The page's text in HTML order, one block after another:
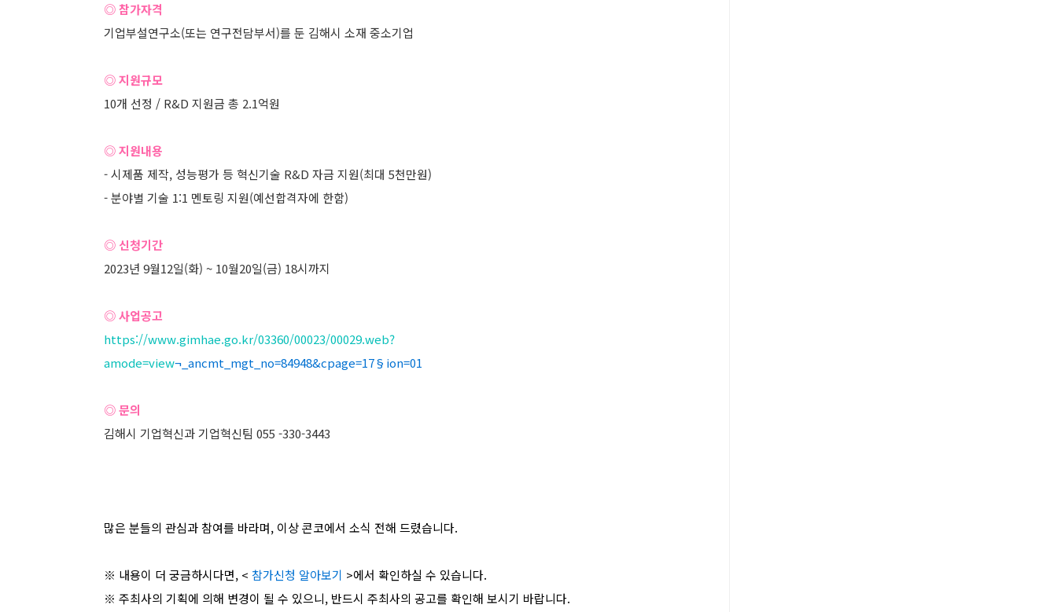
◎ 참가자격
기업부설연구소(또는 연구전담부서)를 둔 김해시 소재 중소기업
◎ 지원규모
10개 선정 / R&D 지원금 총 2.1억원
◎ 지원내용
- 시제품 제작, 성능평가 등 혁신기술 R&D 자금 지원(최대 5천만원)
- 분야별 기술 1:1 멘토링 지원(예선합격자에 한함)
◎ 신청기간
2023년 9월12일(화) ~ 10월20일(금) 18시까지
◎ 사업공고
https://www.gimhae.go.kr/03360/00023/00029.web?
amode=view¬_ancmt_mgt_no=84948&cpage=17§ion=01
◎ 문의
김해시 기업혁신과 기업혁신팀 055 -330-3443
많은 분들의 관심과 참여를 바라며, 이상 콘코에서 소식 전해 드렸습니다.
※ 내용이 더 궁금하시다면, < 참가신청 알아보기 >에서 확인하실 수 있습니다.
※ 주최사의 기획에 의해 변경이 될 수 있으니, 반드시 주최사의 공고를 확인해 보시기 바랍니다.